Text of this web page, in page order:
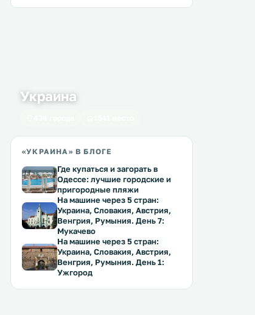
Украина
«УКРАИНА» В БЛОГЕ
Где купаться и загорать в
Одессе: лучшие городские и
пригородные пляжи
На машине через 5 стран:
Украина, Словакия, Австрия,
Венгрия, Румыния. День 7:
Мукачево
На машине через 5 стран:
Украина, Словакия, Австрия,
Венгрия, Румыния. День 1:
Ужгород